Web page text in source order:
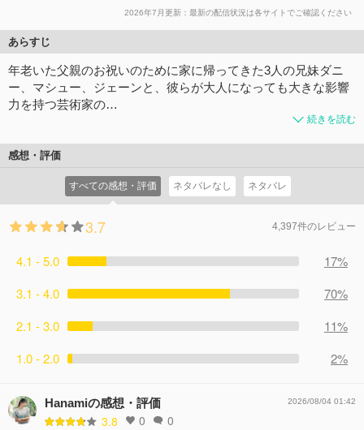
2026年7月更新：最新の配信状況は各サイトでご確認ください
あらすじ
年老いた父親のお祝いのために家に帰ってきた3人の兄妹ダニ
ー、マシュー、ジェーンと、彼らが大人になっても大きな影響
力を持つ芸術家の…
続きを読む
感想・評価
すべての感想・評価 ネタバレなし ネタバレ
3.7 4,397件のレビュー
4.1 - 5.0
17%
3.1 - 4.0
70%
2.1 - 3.0
11%
1.0 - 2.0
2%
Hanamiの感想・評価
3.8 0 0
2026/08/04 01:42